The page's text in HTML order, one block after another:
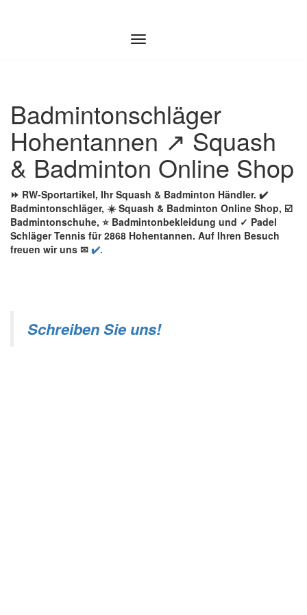
Badmintonschläger
Hohentannen ↗️ Squash
& Badminton Online Shop
⏩ RW-Sportartikel, Ihr Squash & Badminton Händler. ✔️
Badmintonschläger, ☀️ Squash & Badminton Online Shop, ☑️
Badmintonschuhe, ⭐ Badmintonbekleidung und ✓ Padel
Schläger Tennis für 2868 Hohentannen. Auf Ihren Besuch
freuen wir uns ✉ ✔️.
Schreiben Sie uns!